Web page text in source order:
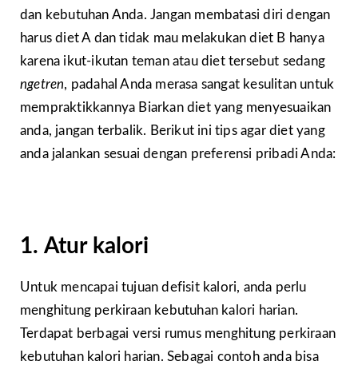
dan kebutuhan Anda. Jangan membatasi diri dengan
harus diet A dan tidak mau melakukan diet B hanya
karena ikut-ikutan teman atau diet tersebut sedang
ngetren, padahal Anda merasa sangat kesulitan untuk
mempraktikkannya Biarkan diet yang menyesuaikan
anda, jangan terbalik. Berikut ini tips agar diet yang
anda jalankan sesuai dengan preferensi pribadi Anda:
1. Atur kalori
Untuk mencapai tujuan defisit kalori, anda perlu
menghitung perkiraan kebutuhan kalori harian.
Terdapat berbagai versi rumus menghitung perkiraan
kebutuhan kalori harian. Sebagai contoh anda bisa